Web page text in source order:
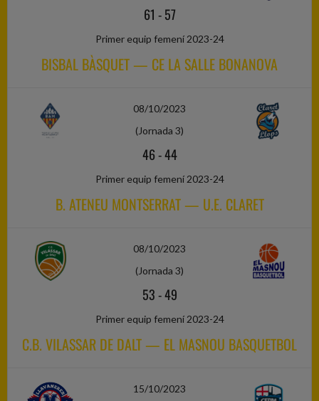
61 -57
Primer equip femení 2023-24
BISBAL BÀSQUET — CE LA SALLE BONANOVA
08/10/2023
(Jornada 3)
46-44
Primer equip femení 2023-24
B. ATENEU MONTSERRAT — U.E. CLARET
08/10/2023
(Jornada 3)
53-49
Primer equip femení 2023-24
C.B. VILASSAR DE DALT — EL MASNOU BASQUETBOL
15/10/2023